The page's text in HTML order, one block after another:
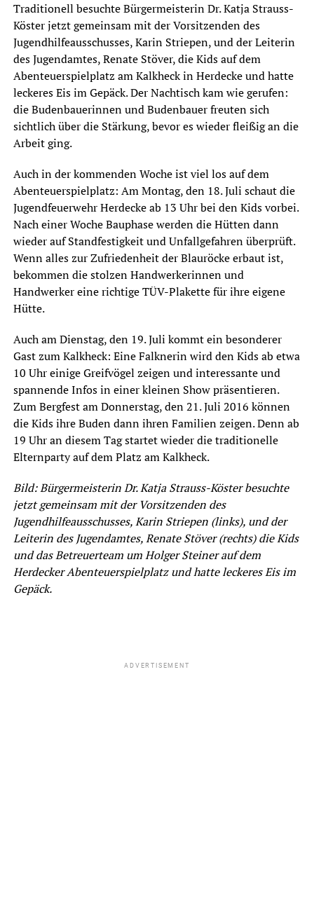
Traditionell besuchte Bürgermeisterin Dr. Katja Strauss-
Köster jetzt gemeinsam mit der Vorsitzenden des
Jugendhilfeausschusses, Karin Striepen, und der Leiterin
des Jugendamtes, Renate Stöver, die Kids auf dem
Abenteuerspielplatz am Kalkheck in Herdecke und hatte
leckeres Eis im Gepäck. Der Nachtisch kam wie gerufen:
die Budenbauerinnen und Budenbauer freuten sich
sichtlich über die Stärkung, bevor es wieder fleißig an die
Arbeit ging.
Auch in der kommenden Woche ist viel los auf dem
Abenteuerspielplatz: Am Montag, den 18. Juli schaut die
Jugendfeuerwehr Herdecke ab 13 Uhr bei den Kids vorbei.
Nach einer Woche Bauphase werden die Hütten dann
wieder auf Standfestigkeit und Unfallgefahren überprüft.
Wenn alles zur Zufriedenheit der Blauröcke erbaut ist,
bekommen die stolzen Handwerkerinnen und
Handwerker eine richtige TÜV-Plakette für ihre eigene
Hütte.
Auch am Dienstag, den 19. Juli kommt ein besonderer
Gast zum Kalkheck: Eine Falknerin wird den Kids ab etwa
10 Uhr einige Greifvögel zeigen und interessante und
spannende Infos in einer kleinen Show präsentieren.
Zum Bergfest am Donnerstag, den 21. Juli 2016 können
die Kids ihre Buden dann ihren Familien zeigen. Denn ab
19 Uhr an diesem Tag startet wieder die traditionelle
Elternparty auf dem Platz am Kalkheck.
Bild: Bürgermeisterin Dr. Katja Strauss-Köster besuchte
jetzt gemeinsam mit der Vorsitzenden des
Jugendhilfeausschusses, Karin Striepen (links), und der
Leiterin des Jugendamtes, Renate Stöver (rechts) die Kids
und das Betreuerteam um Holger Steiner auf dem
Herdecker Abenteuerspielplatz und hatte leckeres Eis im
Gepäck.
ADVERTISEMENT